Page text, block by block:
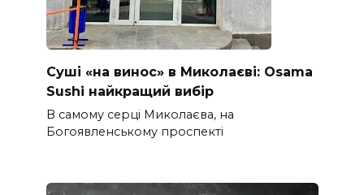
Суші «на винос» в Миколаєві: Osama
Sushi найкращий вибір
В самому серці Миколаєва, на
Богоявленському проспекті